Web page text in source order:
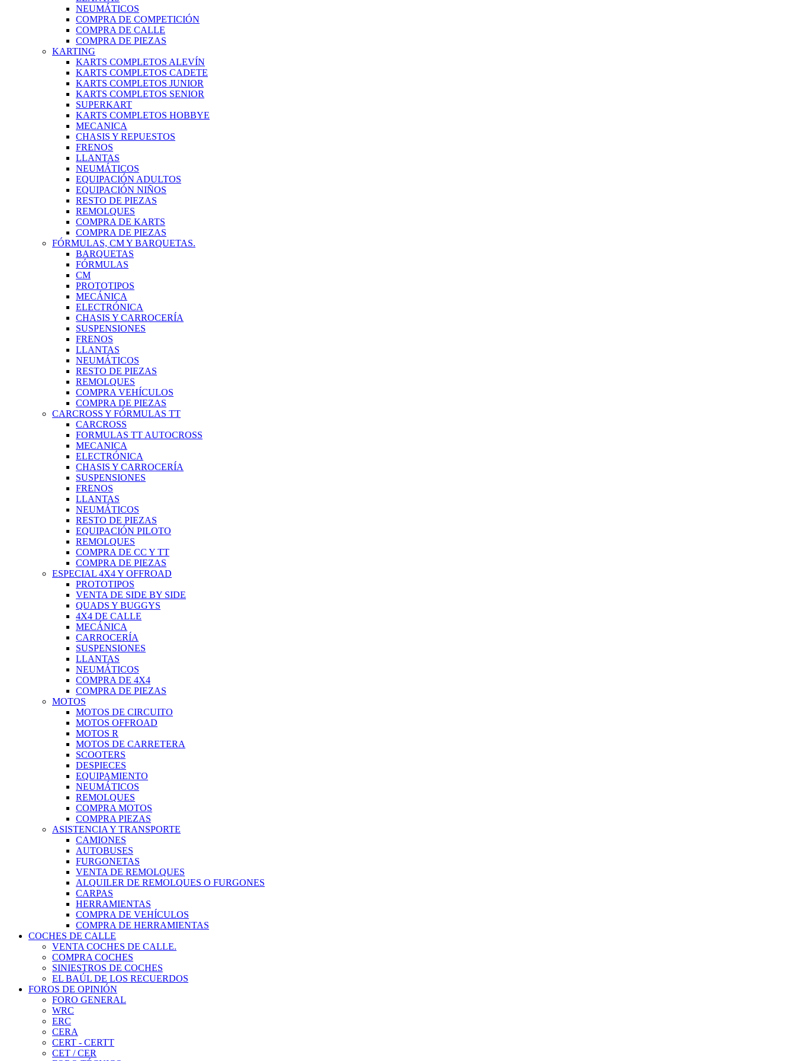
NEUMÁTICOS
COMPRA DE COMPETICIÓN
COMPRA DE CALLE
COMPRA DE PIEZAS
KARTING
KARTS COMPLETOS ALEVÍN
KARTS COMPLETOS CADETE
KARTS COMPLETOS JUNIOR
KARTS COMPLETOS SENIOR
SUPERKART
KARTS COMPLETOS HOBBYE
MECANICA
CHASIS Y REPUESTOS
FRENOS
LLANTAS
NEUMÁTICOS
EQUIPACIÓN ADULTOS
EQUIPACIÓN NIÑOS
RESTO DE PIEZAS
REMOLQUES
COMPRA DE KARTS
COMPRA DE PIEZAS
FÓRMULAS, CM Y BARQUETAS.
BARQUETAS
FÓRMULAS
CM
PROTOTIPOS
MECÁNICA
ELECTRÓNICA
CHASIS Y CARROCERÍA
SUSPENSIONES
FRENOS
LLANTAS
NEUMÁTICOS
RESTO DE PIEZAS
REMOLQUES
COMPRA VEHÍCULOS
COMPRA DE PIEZAS
CARCROSS Y FÓRMULAS TT
CARCROSS
FORMULAS TT AUTOCROSS
MECANICA
ELECTRÓNICA
CHASIS Y CARROCERÍA
SUSPENSIONES
FRENOS
LLANTAS
NEUMÁTICOS
RESTO DE PIEZAS
EQUIPACIÓN PILOTO
REMOLQUES
COMPRA DE CC Y TT
COMPRA DE PIEZAS
ESPECIAL 4X4 Y OFFROAD
PROTOTIPOS
VENTA DE SIDE BY SIDE
QUADS Y BUGGYS
4X4 DE CALLE
MECÁNICA
CARROCERÍA
SUSPENSIONES
LLANTAS
NEUMÁTICOS
COMPRA DE 4X4
COMPRA DE PIEZAS
MOTOS
MOTOS DE CIRCUITO
MOTOS OFFROAD
MOTOS R
MOTOS DE CARRETERA
SCOOTERS
DESPIECES
EQUIPAMIENTO
NEUMÁTICOS
REMOLQUES
COMPRA MOTOS
COMPRA PIEZAS
ASISTENCIA Y TRANSPORTE
CAMIONES
AUTOBUSES
FURGONETAS
VENTA DE REMOLQUES
ALQUILER DE REMOLQUES O FURGONES
CARPAS
HERRAMIENTAS
COMPRA DE VEHÍCULOS
COMPRA DE HERRAMIENTAS
COCHES DE CALLE
VENTA COCHES DE CALLE.
COMPRA COCHES
SINIESTROS DE COCHES
EL BAÚL DE LOS RECUERDOS
FOROS DE OPINIÓN
FORO GENERAL
WRC
ERC
CERA
CERT - CERTT
CET / CER